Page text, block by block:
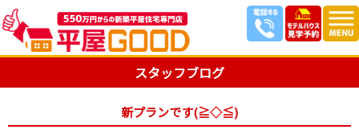
スタッフブログ
新プランです(≧◇≦)